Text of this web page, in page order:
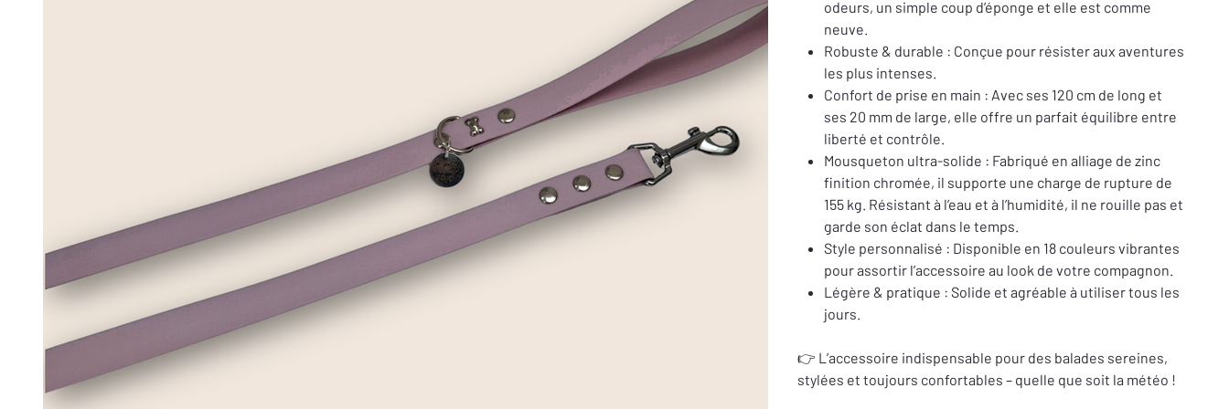
odeurs, un simple coup d’éponge et elle est comme
neuve.
Robuste & durable : Conçue pour résister aux aventures
les plus intenses.
Confort de prise en main : Avec ses 120 cm de long et
ses 20 mm de large, elle offre un parfait équilibre entre
liberté et contrôle.
Mousqueton ultra-solide : Fabriqué en alliage de zinc
finition chromée, il supporte une charge de rupture de
155 kg. Résistant à l’eau et à l’humidité, il ne rouille pas et
garde son éclat dans le temps.
Style personnalisé : Disponible en 18 couleurs vibrantes
pour assortir l’accessoire au look de votre compagnon.
Légère & pratique : Solide et agréable à utiliser tous les
jours.
👉 L’accessoire indispensable pour des balades sereines,
stylées et toujours confortables – quelle que soit la météo !